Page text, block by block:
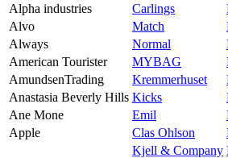
Alpha industries
Carlings
Alvo
Match
Always
Normal
American Tourister
MYBAG
AmundsenTrading
Kremmerhuset
Anastasia Beverly Hills Kicks
Ane Mone
Emil
Apple
Clas Ohlson
Kjell & Company